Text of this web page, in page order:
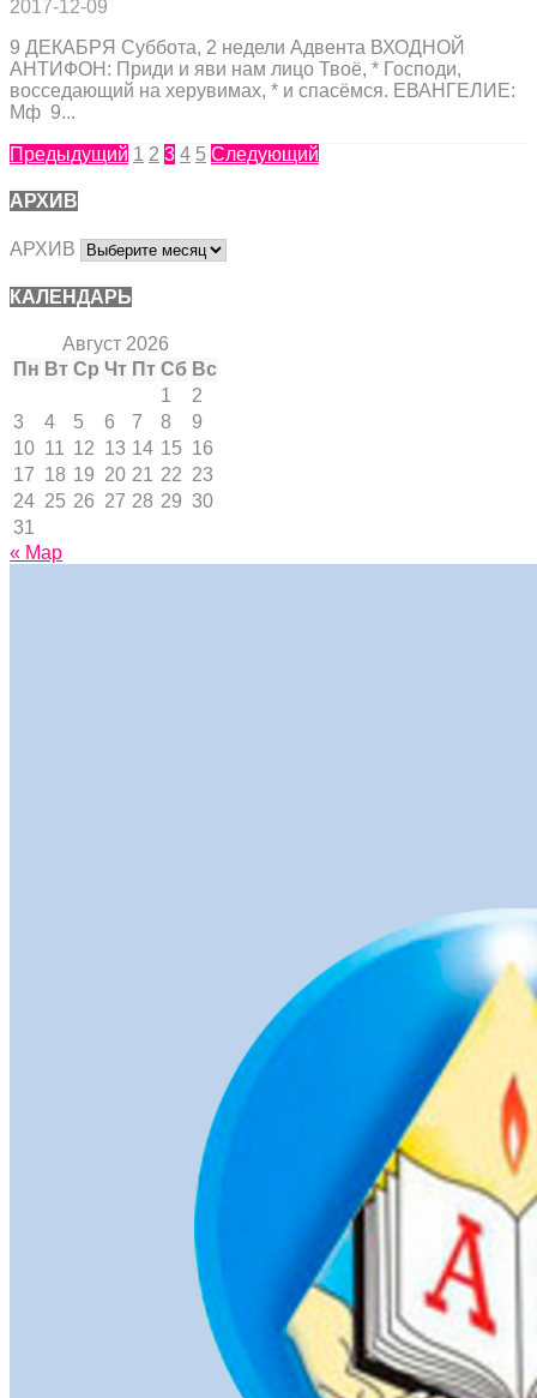
2017-12-09
9 ДЕКАБРЯ Суббота, 2 недели Адвента ВХОДНОЙ
АНТИФОН: Приди и яви нам лицо Твоё, * Господи,
восседающий на херувимах, * и спасёмся. ЕВАНГЕЛИЕ:
Мф 9...
Предыдущий 1 2 3 4 5 Следующий
АРХИВ
АРХИВ
КАЛЕНДАРЬ
Август 2026
Пн Вт Ср Чт Пт Сб Вс
1
2
3
4 5 6 7 8
9
10 11 12 13 14 15 16
17 18 19 20 21 22 23
24 25 26 27 28 29 30
31
« Мар